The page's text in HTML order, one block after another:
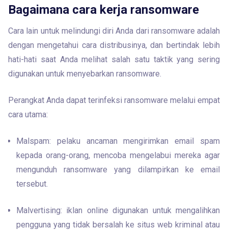
Bagaimana cara kerja ransomware
Cara lain untuk melindungi diri Anda dari ransomware adalah
dengan mengetahui cara distribusinya, dan bertindak lebih
hati-hati saat Anda melihat salah satu taktik yang sering
digunakan untuk menyebarkan ransomware.
Perangkat Anda dapat terinfeksi ransomware melalui empat
cara utama:
Malspam: pelaku ancaman mengirimkan email spam
kepada orang-orang, mencoba mengelabui mereka agar
mengunduh ransomware yang dilampirkan ke email
tersebut.
Malvertising: iklan online digunakan untuk mengalihkan
pengguna yang tidak bersalah ke situs web kriminal atau